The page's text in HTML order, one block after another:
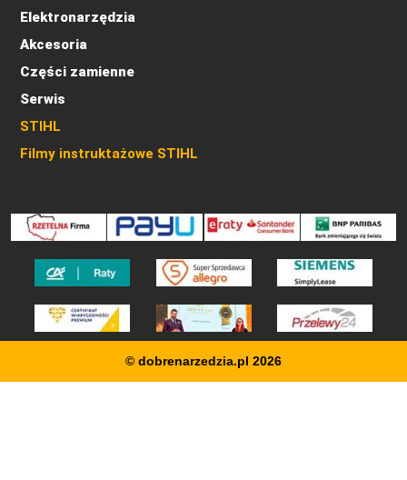
Elektronarzędzia
Akcesoria
Części zamienne
Serwis
STIHL
Filmy instruktażowe STIHL
© dobrenarzedzia.pl 2026